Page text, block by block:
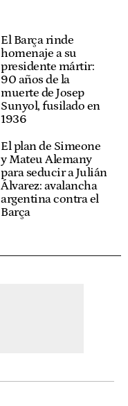
El Barça rinde
homenaje a su
presidente mártir:
90 años de la
muerte de Josep
Sunyol, fusilado en
1936
El plan de Simeone
y Mateu Alemany
para seducir a Julián
Álvarez: avalancha
argentina contra el
Barça